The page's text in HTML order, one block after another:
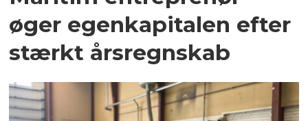
øger egenkapitalen efter
stærkt årsregnskab